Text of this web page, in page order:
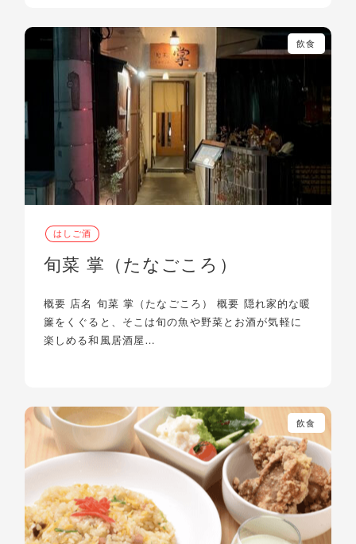
飲食
はしご酒
旬菜 掌（たなごころ）
概要 店名 旬菜 掌（たなごころ） 概要 隠れ家的な暖
簾をくぐると、そこは旬の魚や野菜とお酒が気軽に
楽しめる和風居酒屋…
飲食